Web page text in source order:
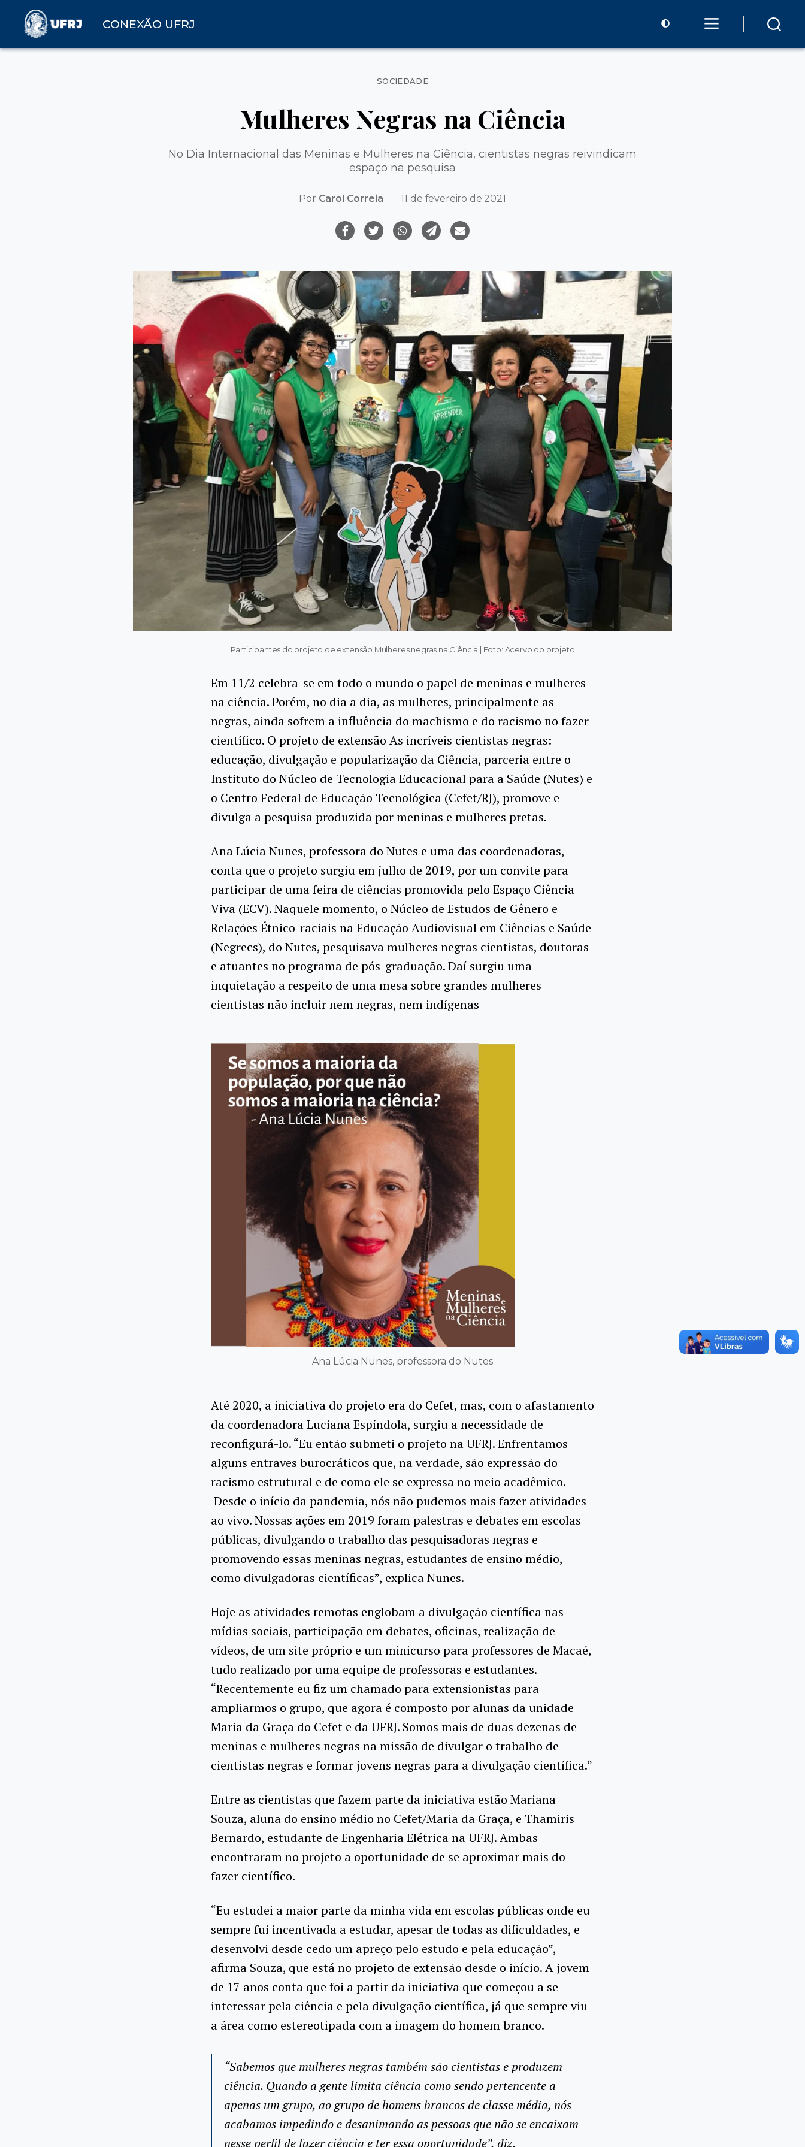
CONEXÃO UFRJ
Categorias
SOCIEDADE
Mulheres Negras na Ciência
No Dia Internacional das Meninas e Mulheres na Ciência, cientistas negras reivindicam
espaço na pesquisa
Por Carol Correia 11 de fevereiro de 2021
Participantes do projeto de extensão Mulheres negras na Ciência | Foto: Acervo do projeto
Em 11/2 celebra-se em todo o mundo o papel de meninas e mulheres
na ciência. Porém, no dia a dia, as mulheres, principalmente as
negras, ainda sofrem a influência do machismo e do racismo no fazer
científico. O projeto de extensão As incríveis cientistas negras:
educação, divulgação e popularização da Ciência, parceria entre o
Instituto do Núcleo de Tecnologia Educacional para a Saúde (Nutes) e
o Centro Federal de Educação Tecnológica (Cefet/RJ), promove e
divulga a pesquisa produzida por meninas e mulheres pretas.
Ana Lúcia Nunes, professora do Nutes e uma das coordenadoras,
conta que o projeto surgiu em julho de 2019, por um convite para
participar de uma feira de ciências promovida pelo Espaço Ciência
Viva (ECV). Naquele momento, o Núcleo de Estudos de Gênero e
Relações Étnico-raciais na Educação Audiovisual em Ciências e Saúde
(Negrecs), do Nutes, pesquisava mulheres negras cientistas, doutoras
e atuantes no programa de pós-graduação. Daí surgiu uma
inquietação a respeito de uma mesa sobre grandes mulheres
cientistas não incluir nem negras, nem indígenas
Ana Lúcia Nunes, professora do Nutes
Até 2020, a iniciativa do projeto era do Cefet, mas, com o afastamento
da coordenadora Luciana Espíndola, surgiu a necessidade de
reconfigurá-lo. “Eu então submeti o projeto na UFRJ. Enfrentamos
alguns entraves burocráticos que, na verdade, são expressão do
racismo estrutural e de como ele se expressa no meio acadêmico.
Desde o início da pandemia, nós não pudemos mais fazer atividades
ao vivo. Nossas ações em 2019 foram palestras e debates em escolas
públicas, divulgando o trabalho das pesquisadoras negras e
promovendo essas meninas negras, estudantes de ensino médio,
como divulgadoras científicas”, explica Nunes.
Hoje as atividades remotas englobam a divulgação científica nas
mídias sociais, participação em debates, oficinas, realização de
vídeos, de um site próprio e um minicurso para professores de Macaé,
tudo realizado por uma equipe de professoras e estudantes.
“Recentemente eu fiz um chamado para extensionistas para
ampliarmos o grupo, que agora é composto por alunas da unidade
Maria da Graça do Cefet e da UFRJ. Somos mais de duas dezenas de
meninas e mulheres negras na missão de divulgar o trabalho de
cientistas negras e formar jovens negras para a divulgação científica.”
Entre as cientistas que fazem parte da iniciativa estão Mariana
Souza, aluna do ensino médio no Cefet/Maria da Graça, e Thamiris
Bernardo, estudante de Engenharia Elétrica na UFRJ. Ambas
encontraram no projeto a oportunidade de se aproximar mais do
fazer científico.
“Eu estudei a maior parte da minha vida em escolas públicas onde eu
sempre fui incentivada a estudar, apesar de todas as dificuldades, e
desenvolvi desde cedo um apreço pelo estudo e pela educação”,
afirma Souza, que está no projeto de extensão desde o início. A jovem
de 17 anos conta que foi a partir da iniciativa que começou a se
interessar pela ciência e pela divulgação científica, já que sempre viu
a área como estereotipada com a imagem do homem branco.
“Sabemos que mulheres negras também são cientistas e produzem
ciência. Quando a gente limita ciência como sendo pertencente a
apenas um grupo, ao grupo de homens brancos de classe média, nós
acabamos impedindo e desanimando as pessoas que não se encaixam
nesse perfil de fazer ciência e ter essa oportunidade”, diz.